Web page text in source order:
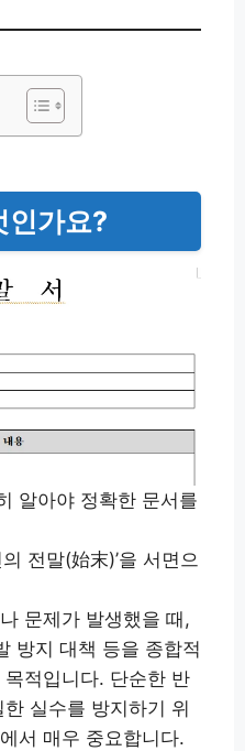
인가요?
알아야 정확한 문서를
전말(始末)’을 서면으
문제가 발생했을 때,
방지 대책 등을 종합적
적입니다. 단순한 반
실수를 방지하기 위
서 매우 중요합니다.